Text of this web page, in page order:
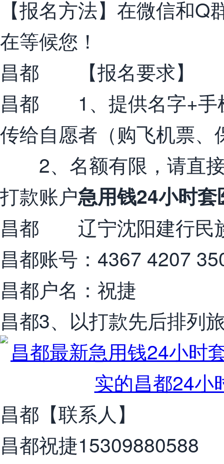
【报名方法】在微信和
在等候您！
昌都 【报名要求】
昌都 1、提供名字+手
传给自愿者（购飞机票、
2、名额有限，请直接
打款账户急用钱24小时
昌都 辽宁沈阳建行民
昌都账号：4367 4207
昌都户名：祝捷
昌都3、以打款先后排列
昌都【联系人】
昌都祝捷15309880588